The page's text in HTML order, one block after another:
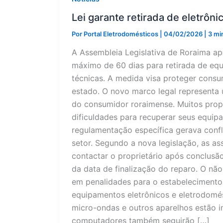
Lei garante retirada de
Por Portal Eletrodomésticos 04/02/2026 3
A Assembleia Legislativa de Roraima
máximo de 60 dias para retirada de
técnicas. A medida visa proteger
estado. O novo marco legal
do consumidor roraimense. Muitos
dificuldades para recuperar seus
regulamentação específica gerava
setor. Segundo a nova legislação, as
contactar o proprietário após
da data de finalização do reparo. O
em penalidades para o
equipamentos eletrônicos e
micro-ondas e outros aparelhos estão
computadores também seguirão […]